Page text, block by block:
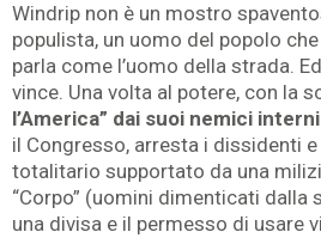
Windrip non è un mostro
populista, un uomo del popolo
parla come l’uomo della strada.
vince. Una volta al potere, con la
l’America” dai suoi nemici
il Congresso, arresta i dissidenti
totalitario supportato da una
“Corpo” (uomini dimenticati dalla
una divisa e il permesso di usare